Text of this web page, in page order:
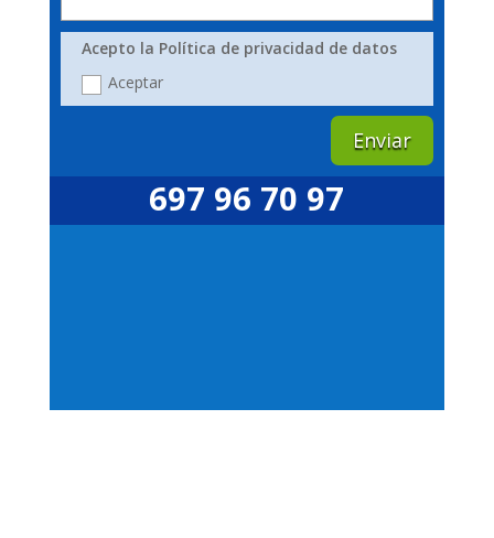
Acepto la Política de privacidad de datos
Aceptar
Enviar
697 96 70 97